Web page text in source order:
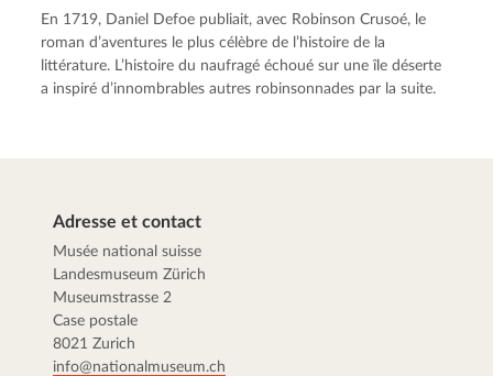
En 1719, Daniel Defoe publiait, avec Robinson Crusoé, le
roman d’aventures le plus célèbre de l’histoire de la
littérature. L’histoire du naufragé échoué sur une île déserte
a inspiré d’innombrables autres robinsonnades par la suite.
Adresse et contact
Musée national suisse
Landesmuseum Zürich
Museumstrasse 2
Case postale
8021 Zurich
info@nationalmuseum.ch